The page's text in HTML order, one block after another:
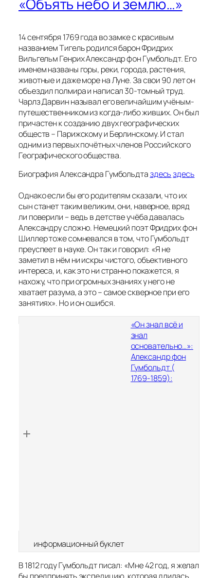
«Объять небо и землю…»
14 сентября 1769 года во замке с красивым
названием Тигель родился барон Фридрих
Вильгельм Генрих Александр фон Гумбольдт. Его
именем названы горы, реки, города, растения,
животные и даже море на Луне. За свои 90 лет он
объездил полмира и написал 30-томный труд.
Чарлз Дарвин называл его величайшим учёным-
путешественником из когда-либо живших. Он был
причастен к созданию двух географических
обществ – Парижскому и Берлинскому. И стал
одним из первых почётных членов Российского
Географического общества.
Биография Александра Гумбольдтаздесьздесь
Однако если бы его родителям сказали, что их
сын станет таким великим, они, наверное, вряд
ли поверили – ведь в детстве учёба давалась
Александру сложно. Немецкий поэт Фридрих фон
Шиллер тоже сомневался в том, что Гумбольдт
преуспеет в науке. Он так и говорил: «Я не
заметил в нём ни искры чистого, объективного
интереса, и, как это ни странно покажется, я
нахожу, что при огромных знаниях у него не
хватает разума, а это – самое скверное при его
занятиях». Но и он ошибся.
«Он знал всё и
знал
основательно…»:
Александр фон
Гумбольдт (
1769-1859):
информационный буклет
В 1812 году Гумбольдт писал: «Мне 42 год, я желал